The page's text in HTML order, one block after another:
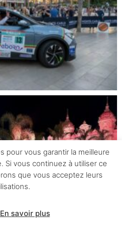
pour vous garantir la meilleure
Si vous continuez à utiliser ce
que vous acceptez leurs
En savoir plus